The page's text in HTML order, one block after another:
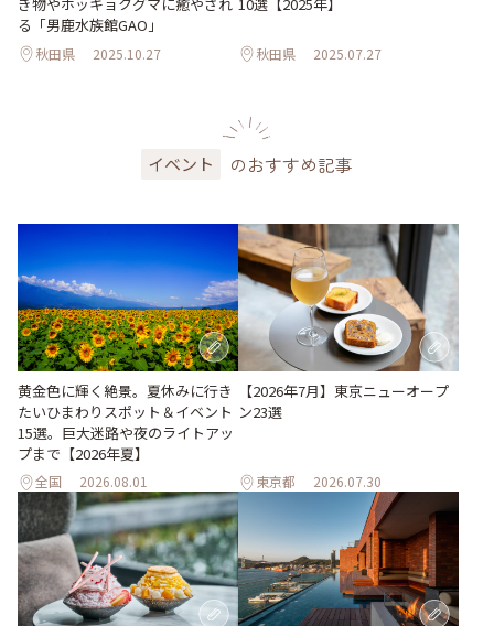
き物やホッキョクグマに癒やされ
る「男鹿水族館GAO」
秋田県 2025.10.27
10選【2025年】
秋田県 2025.07.27
イベント のおすすめ記事
黄金色に輝く絶景。夏休みに行き
たいひまわりスポット＆イベント
15選。巨大迷路や夜のライトアッ
プまで【2026年夏】
全国 2026.08.01
【2026年7月】東京ニューオープ
ン23選
東京都 2026.07.30